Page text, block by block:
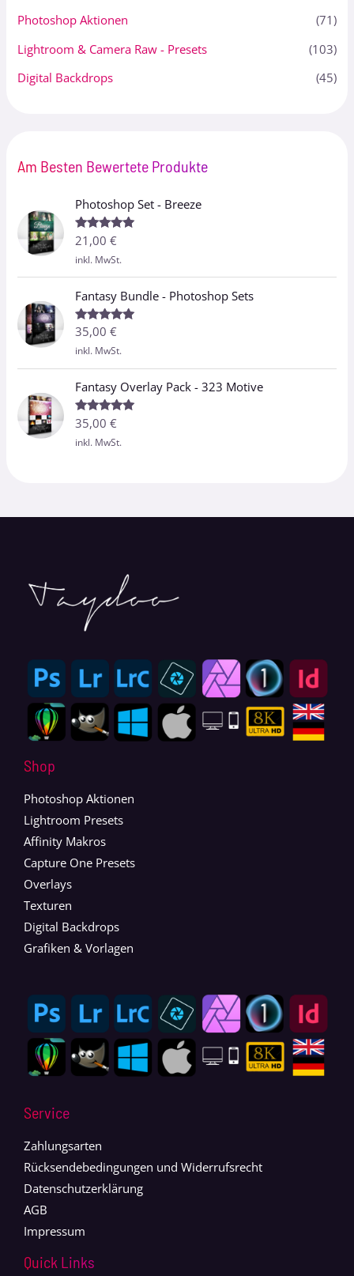
Photoshop Aktionen
(71)
Lightroom & Camera Raw - Presets
(103)
Digital Backdrops
(45)
Am Besten Bewertete Produkte
Photoshop Set - Breeze
Bewertet
mit
von 5
21,00€
inkl. MwSt.
Fantasy Bundle - Photoshop Sets
Bewertet
mit
von 5
35,00€
inkl. MwSt.
Fantasy Overlay Pack - 323 Motive
Bewertet
mit
von 5
35,00€
inkl. MwSt.
Shop
Photoshop Aktionen
Lightroom Presets
Affinity Makros
Capture One Presets
Overlays
Texturen
Digital Backdrops
Grafiken & Vorlagen
Service
Zahlungsarten
Rücksendebedingungen und Widerrufsrecht
Datenschutzerklärung
AGB
Impressum
Quick Links